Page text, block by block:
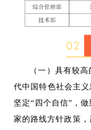
02
（一）具有较
代中国特色社会主义
坚定“四个自信”，
家的路线方针政策